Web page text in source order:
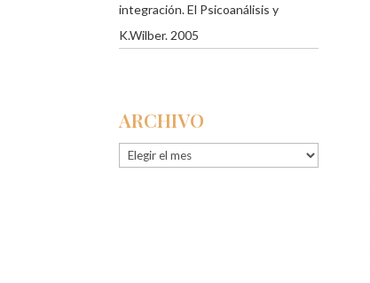
integración. El Psicoanálisis y
K.Wilber. 2005
ARCHIVO
Archivo